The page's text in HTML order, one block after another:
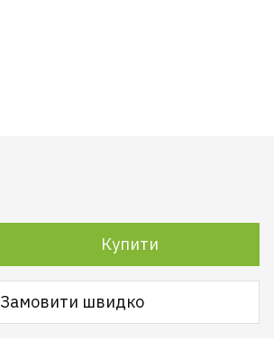
Купити
Замовити швидко